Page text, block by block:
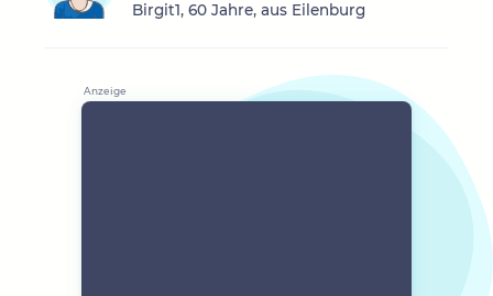
Birgit1, 60 Jahre, aus Eilenburg